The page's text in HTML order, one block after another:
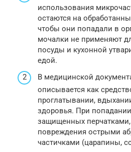
использования
остаются на
чтобы они попадали в
мочалки не применяют
посуды и кухонной
едой.
В медицинской
описывается как
проглатывании,
здоровья. При
защищенных перчатками,
повреждения острыми
частичками (царапины,